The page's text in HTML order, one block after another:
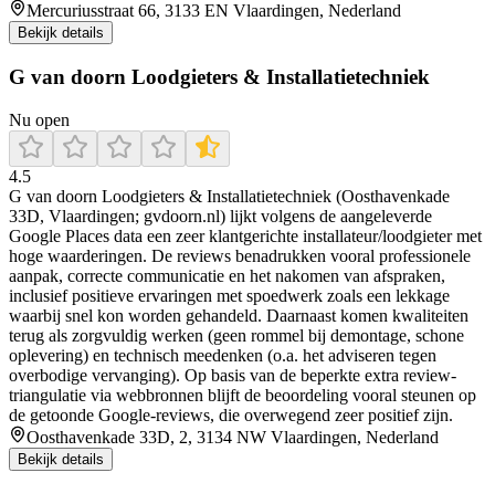
Mercuriusstraat 66, 3133 EN Vlaardingen, Nederland
Bekijk details
G van doorn Loodgieters & Installatietechniek
Nu open
4.5
G van doorn Loodgieters & Installatietechniek (Oosthavenkade
33D, Vlaardingen; gvdoorn.nl) lijkt volgens de aangeleverde
Google Places data een zeer klantgerichte installateur/loodgieter met
hoge waarderingen. De reviews benadrukken vooral professionele
aanpak, correcte communicatie en het nakomen van afspraken,
inclusief positieve ervaringen met spoedwerk zoals een lekkage
waarbij snel kon worden gehandeld. Daarnaast komen kwaliteiten
terug als zorgvuldig werken (geen rommel bij demontage, schone
oplevering) en technisch meedenken (o.a. het adviseren tegen
overbodige vervanging). Op basis van de beperkte extra review-
triangulatie via webbronnen blijft de beoordeling vooral steunen op
de getoonde Google-reviews, die overwegend zeer positief zijn.
Oosthavenkade 33D, 2, 3134 NW Vlaardingen, Nederland
Bekijk details